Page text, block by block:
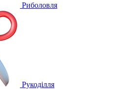
Риболовля
Рукоділля